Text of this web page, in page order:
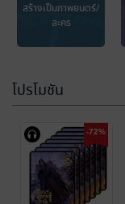
พ่อรวยสอนลูก :
เสียง)
/ ซีเอ็ดยูเคชั่น
การเงินการลงทุน
45 Rating
สร้างเป็นภาพยนตร์/
ละคร
โปรโมชัน
-72%